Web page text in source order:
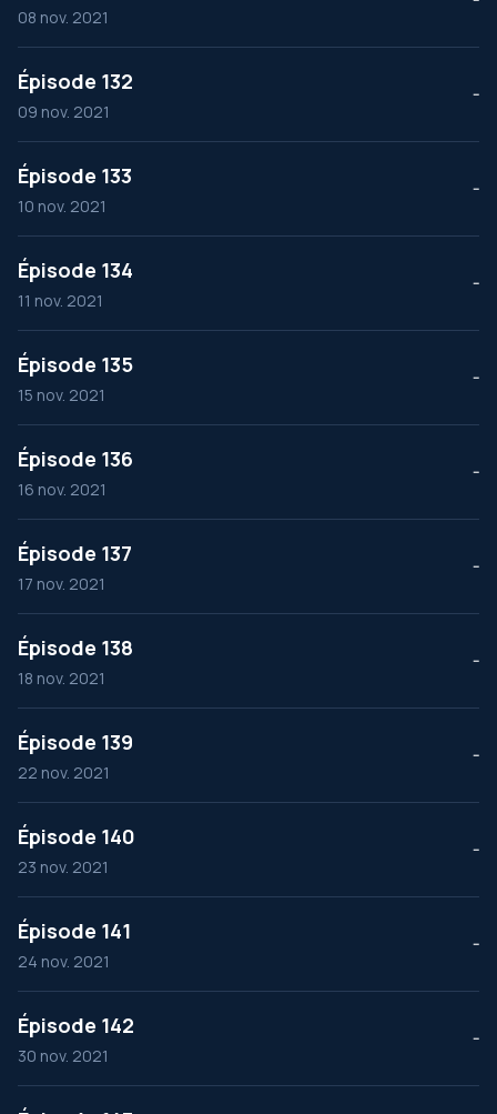
08 nov. 2021
Épisode 132
09 nov. 2021
--
Épisode 133
10 nov. 2021
--
Épisode 134
11 nov. 2021
--
Épisode 135
15 nov. 2021
--
Épisode 136
16 nov. 2021
--
Épisode 137
17 nov. 2021
--
Épisode 138
18 nov. 2021
--
Épisode 139
22 nov. 2021
--
Épisode 140
23 nov. 2021
--
Épisode 141
24 nov. 2021
--
Épisode 142
30 nov. 2021
--